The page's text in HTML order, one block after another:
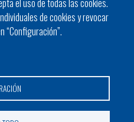
el uso de todas las cookies.
de cookies y revocar
“Configuración”.
Presidencia del Consell